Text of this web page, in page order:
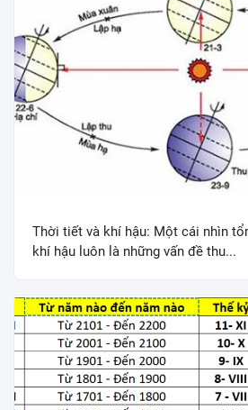
Thời tiết và khí hậu: Một cái nhìn
khí hậu luôn là những vấn đề thu...